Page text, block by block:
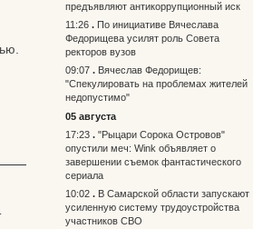
предъявляют антикоррупционный иск
11:26
По инициативе Вячеслава
Федорищева усилят роль Совета
ректоров вузов
09:07
Вячеслав Федорищев:
"Спекулировать на проблемах жителей
недопустимо"
05 августа
17:23
"Рыцари Сорока Островов"
опустили меч: Wink объявляет о
завершении съемок фантастического
сериала
10:02
В Самарской области запускают
усиленную систему трудоустройства
участников СВО